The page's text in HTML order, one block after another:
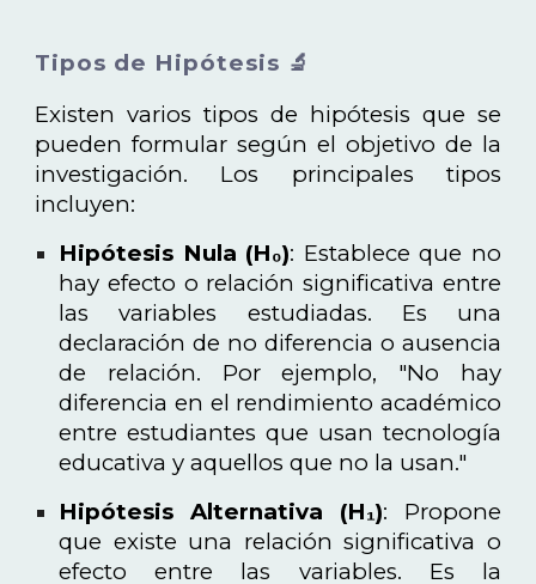
Tipos de Hipótesis 🔬
Existen varios tipos de hipótesis que se
pueden formular según el objetivo de la
investigación. Los principales tipos
incluyen:
Hipótesis Nula (H₀): Establece que no
hay efecto o relación significativa entre
las variables estudiadas. Es una
declaración de no diferencia o ausencia
de relación. Por ejemplo, "No hay
diferencia en el rendimiento académico
entre estudiantes que usan tecnología
educativa y aquellos que no la usan."
Hipótesis Alternativa (H₁): Propone
que existe una relación significativa o
efecto entre las variables. Es la